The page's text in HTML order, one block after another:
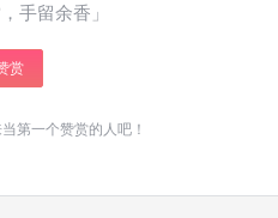
手留余香」
赏
第一个赞赏的人吧！